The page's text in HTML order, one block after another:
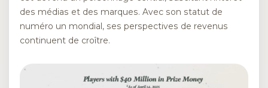
des médias et des marques. Avec son statut de
numéro un mondial, ses perspectives de revenus
continuent de croître.